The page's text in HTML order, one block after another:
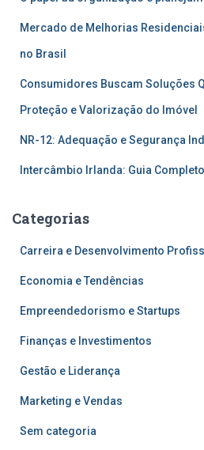
Mercado de Melhorias
no Brasil
Consumidores Buscam Soluções
Proteção e Valorização do Imóvel
NR-12: Adequação e Segurança
Intercâmbio Irlanda: Guia
Categorias
Carreira e Desenvolvimento
Economia e Tendências
Empreendedorismo e Startups
Finanças e Investimentos
Gestão e Liderança
Marketing e Vendas
Sem categoria